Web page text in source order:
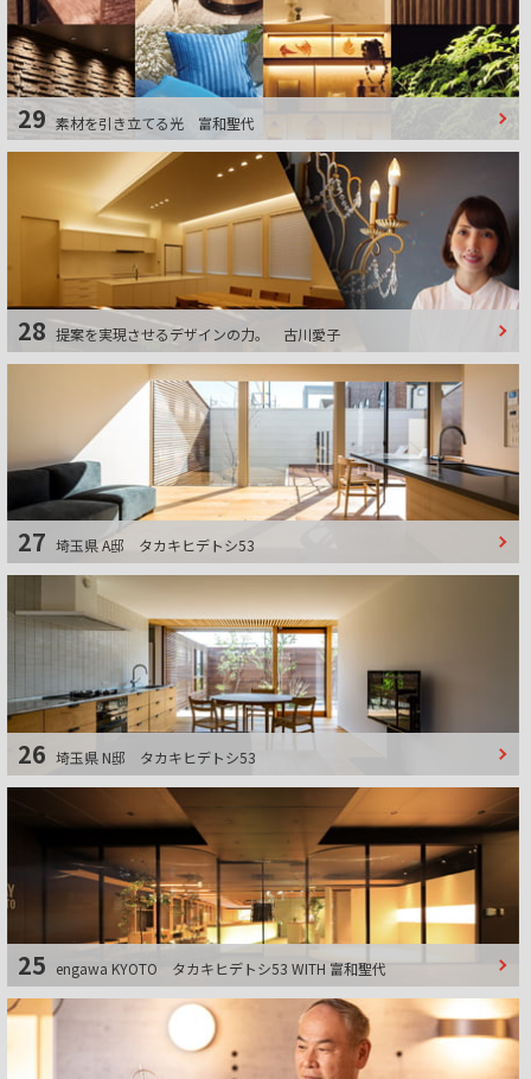
29 素材を引き立てる光 富和聖代
28 提案を実現させるデザインの力。 古川愛子
27 埼玉県 A邸 タカキヒデトシ53
26 埼玉県 N邸 タカキヒデトシ53
25 engawa KYOTO タカキヒデトシ53 WITH 富和聖代